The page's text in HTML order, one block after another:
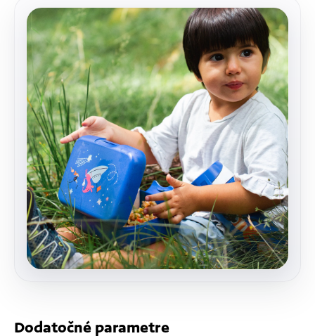
Dodatočné parametre